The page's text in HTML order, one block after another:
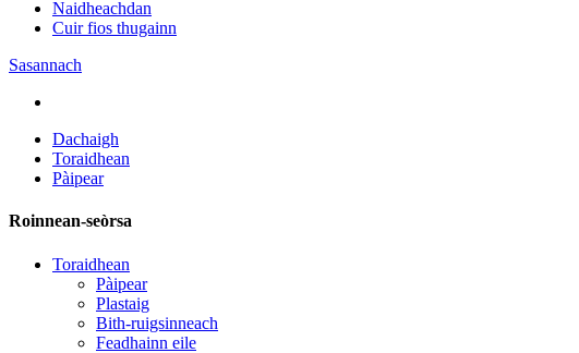
Naidheachdan
Cuir fios thugainn
Sasannach
Dachaigh
Toraidhean
Pàipear
Roinnean-seòrsa
Toraidhean
Pàipear
Plastaig
Bith-ruigsinneach
Feadhainn eile